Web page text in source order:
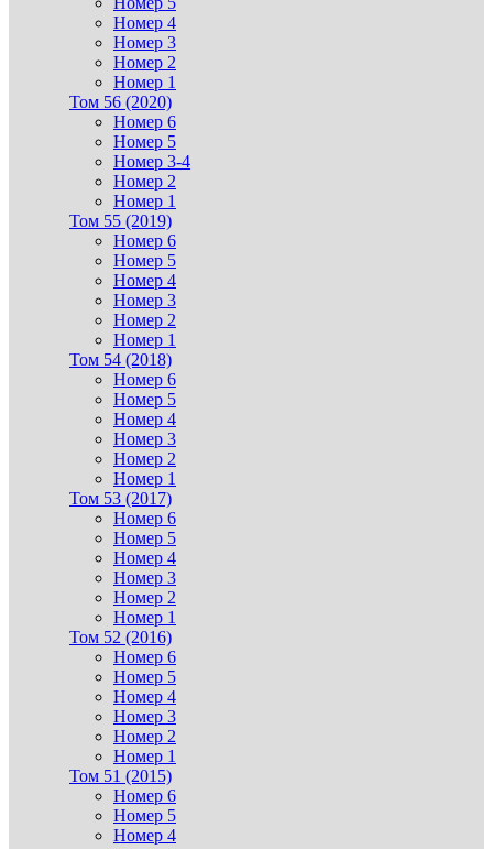
Номер 4
Номер 3
Номер 2
Номер 1
Том 56 (2020)
Номер 6
Номер 5
Номер 3-4
Номер 2
Номер 1
Том 55 (2019)
Номер 6
Номер 5
Номер 4
Номер 3
Номер 2
Номер 1
Том 54 (2018)
Номер 6
Номер 5
Номер 4
Номер 3
Номер 2
Номер 1
Том 53 (2017)
Номер 6
Номер 5
Номер 4
Номер 3
Номер 2
Номер 1
Том 52 (2016)
Номер 6
Номер 5
Номер 4
Номер 3
Номер 2
Номер 1
Том 51 (2015)
Номер 6
Номер 5
Номер 4